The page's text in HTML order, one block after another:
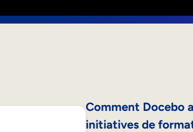
Comment Docebo
initiatives de